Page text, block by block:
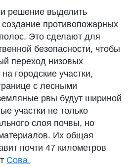
решение выделить
противопожарных
Это сделают для
безопасности, чтобы
переход низовых
городские участки,
с лесными
рвы будут шириной
участки не только
слоя почвы, но
Их общая
почти 47 километров
Сова.